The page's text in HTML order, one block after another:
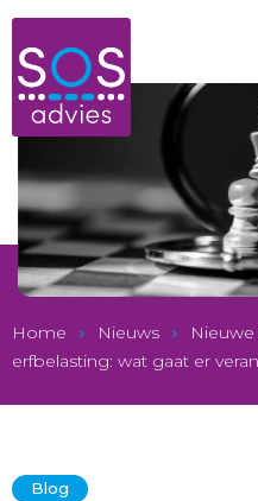
Home Nieuws
erfbelasting: wat gaat er
Blog